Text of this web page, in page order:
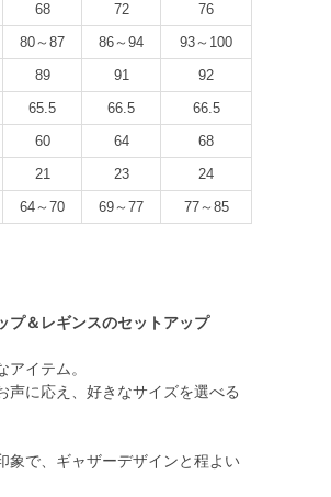
68 72
76
80～87 86～94
93～100
89 91
92
65.5 66.5
66.5
60 64
68
21 23
24
64～70 69～77 77～85
プ＆レギンスのセットアップ
イテム。
声に応え、好きなサイズを選べる
象で、ギャザーデザインと程よい